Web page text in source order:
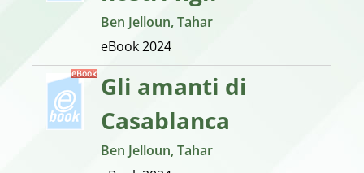
Ben Jelloun, Tahar
eBook2024
Gli amanti di
Casablanca
Ben Jelloun, Tahar